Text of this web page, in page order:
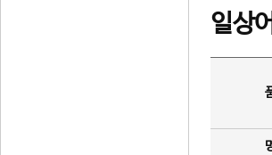
일상